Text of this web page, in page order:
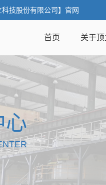
技股份有限公司】官网
首页 关于顶
心